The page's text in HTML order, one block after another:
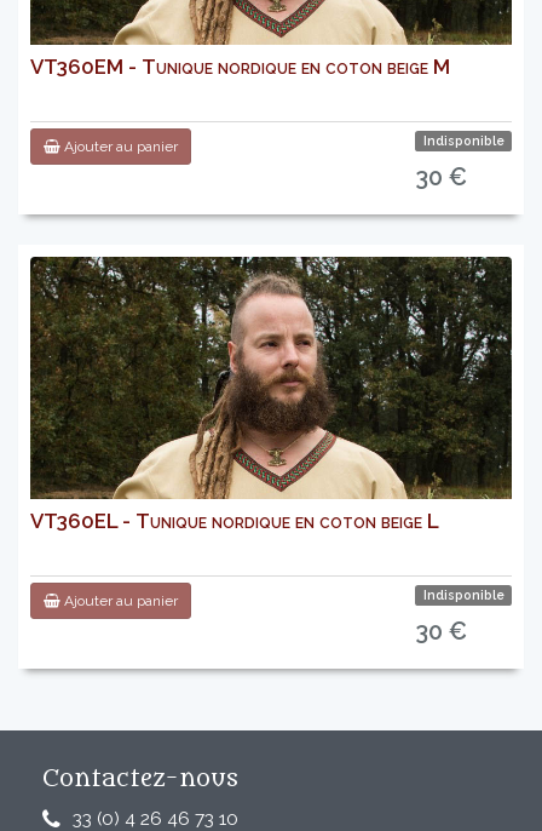
VT360EM - Tunique nordique en coton beige M
Ajouter au panier Indisponible
30 €
VT360EL - Tunique nordique en coton beige L
Ajouter au panier Indisponible
30 €
Contactez-nous
33 (0) 4 26 46 73 10